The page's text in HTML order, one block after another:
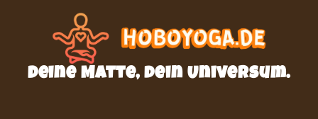
Deine Matte, dein Universum.